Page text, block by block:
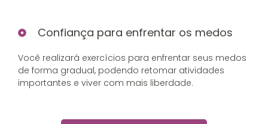
Confiança para enfrentar os medos
Você realizará exercícios para enfrentar seus medos
de forma gradual, podendo retomar atividades
importantes e viver com mais liberdade.